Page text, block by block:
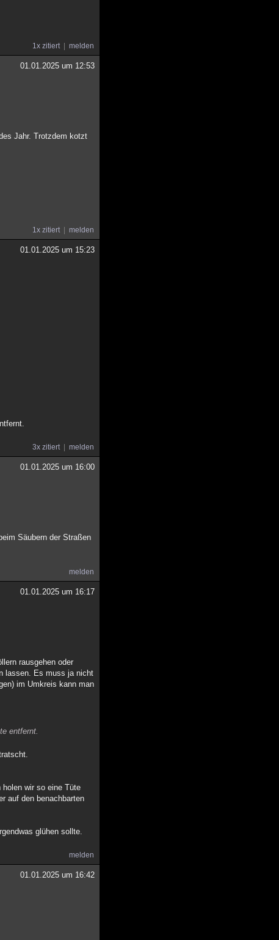
1x zitiert melden
01.01.2025 um 12:53
Jahr. Trotzdem kotzt
1x zitiert melden
01.01.2025 um 15:23
3x zitiert melden
01.01.2025 um 16:00
Säubern der Straßen
melden
01.01.2025 um 16:17
rausgehen oder
lassen. Es muss ja nicht
im Umkreis kann man
entfernt.
wir so eine Tüte
auf den benachbarten
glühen sollte.
melden
01.01.2025 um 16:42